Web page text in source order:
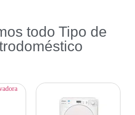
todo Tipo de